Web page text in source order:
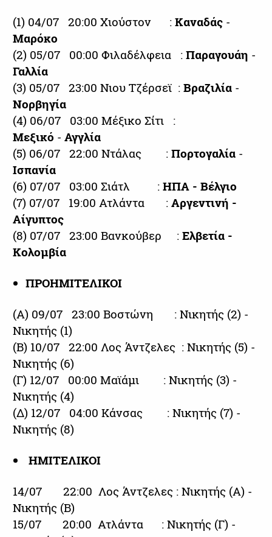
(1) 04/07 20:00 Χιούστον :Καναδάς -
Μαρόκο
(2) 05/07 00:00 Φιλαδέλφεια :Παραγουάη -
Γαλλία
(3) 05/07 23:00 Νιου Τζέρσεϊ :Βραζιλία -
Νορβηγία
(4) 06/07 03:00 Μέξικο Σίτι :
Μεξικό - Αγγλία
(5) 06/07 22:00 Ντάλας :Πορτογαλία -
Ισπανία
(6) 07/07 03:00 Σιάτλ :ΗΠΑ - Βέλγιο
(7) 07/07 19:00 Ατλάντα :Αργεντινή -
Αίγυπτος
(8) 07/07 23:00 Βανκούβερ :Ελβετία -
Κολομβία
ΠΡΟΗΜΙΤΕΛΙΚΟΙ
(Α) 09/07 23:00 Βοστώνη : Νικητής (2) -
Νικητής (1)
(Β) 10/07 22:00 Λος Άντζελες : Νικητής (5) -
Νικητής (6)
(Γ) 12/07 00:00 Μαϊάμι : Νικητής (3) -
Νικητής (4)
(Δ) 12/07 04:00 Κάνσας : Νικητής (7) -
Νικητής (8)
ΗΜΙΤΕΛΙΚΟΙ
14/07 22:00 Λος Άντζελες : Νικητής (Α) -
Νικητής (Β)
15/07 20:00 Ατλάντα : Νικητής (Γ) -